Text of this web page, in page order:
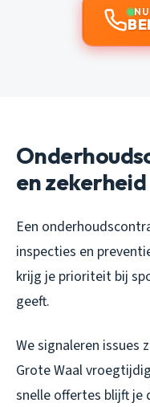
en zekerheid
Een
inspecties en
krijg je prioriteit bij
geeft.
We signaleren issues
Grote Waal
snelle offertes blijft je